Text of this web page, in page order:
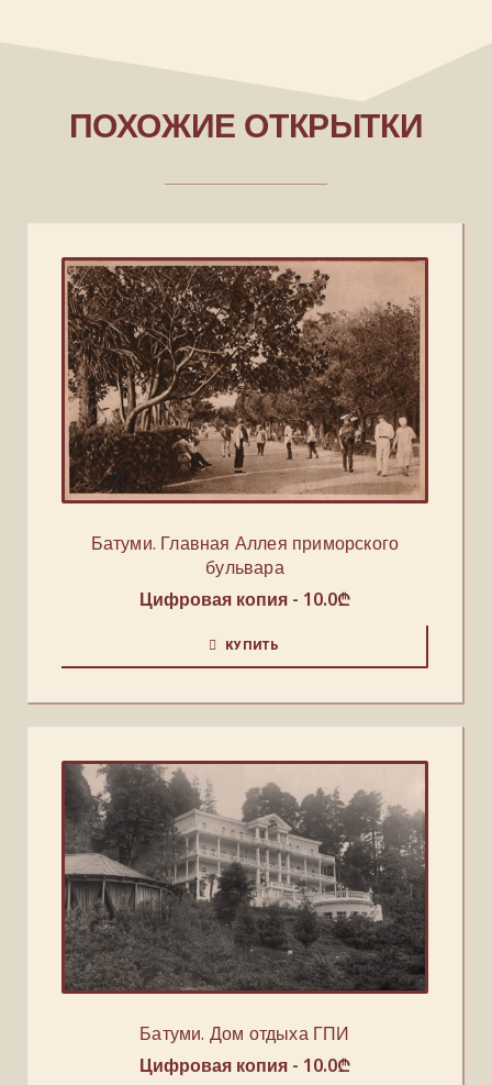
ПОХОЖИЕ ОТКРЫТКИ
Батуми. Главная Аллея приморского
бульвара
Цифровая копия - 10.0₾
КУПИТЬ
Батуми. Дом отдыха ГПИ
Цифровая копия - 10.0₾